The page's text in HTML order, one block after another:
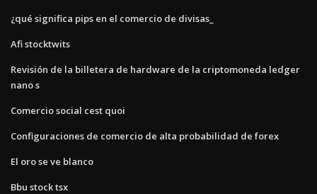
¿qué significa pips en el comercio de divisas_
Afi stocktwits
Revisión de la billetera de hardware de la criptomoneda ledger
nano s
Comercio social cest quoi
Configuraciones de comercio de alta probabilidad de forex
El oro se ve blanco
Bbu stock tsx